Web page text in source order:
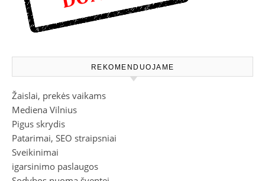
REKOMENDUOJAME
Žaislai, prekės vaikams
Mediena Vilnius
Pigus skrydis
Patarimai, SEO straipsniai
Sveikinimai
igarsinimo paslaugos